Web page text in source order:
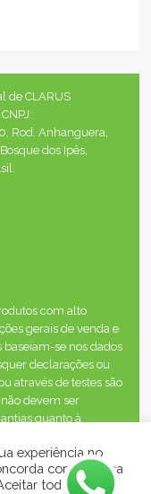
de CLARUS
Rod. Anhanguera,
dos Ipês,
com alto
gerais de venda e
se nos dados
declarações ou
através de testes são
devem ser
quanto à
experiência no
com a nossa
todos”, você